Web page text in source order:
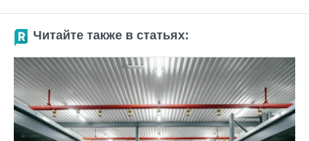
Читайте также в статьях: